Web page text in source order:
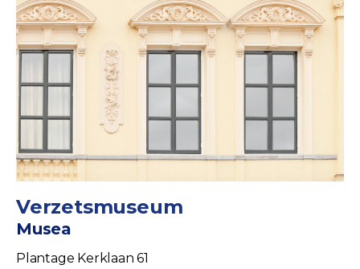
Verzetsmuseum
Musea
Plantage Kerklaan 61